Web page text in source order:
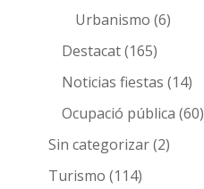
Urbanismo (6)
Destacat(165)
Noticias fiestas (14)
Ocupació pública (60)
Sin categorizar(2)
Turismo (114)